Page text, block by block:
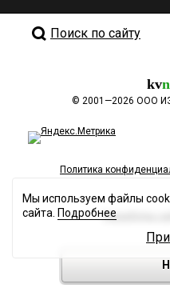
Поиск по сайту
kv
© 2001—2026 ООО
Политика
Разработка
Мы используем файлы
сайта. Подробнее